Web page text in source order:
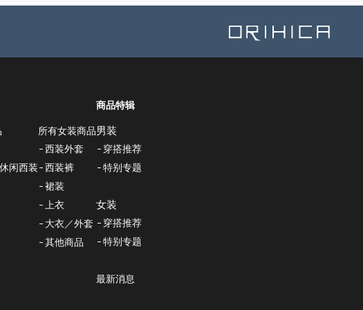
闲西装
所有女装商品
西装外套
西装裤
裙装
上衣
大衣／外套
其他商品
商品特辑
男装
穿搭推荐
特别专题
女装
穿搭推荐
特别专题
最新消息